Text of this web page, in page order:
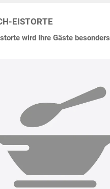
EISTORTE
wird Ihre Gäste